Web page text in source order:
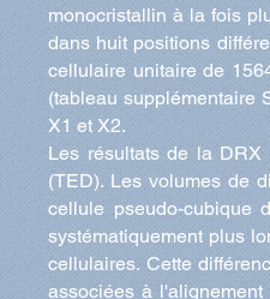
monocristallin à la fois
dans huit positions
cellulaire unitaire de
(tableau supplémentaire
X1 et X2.
Les résultats de la DRX
(TED). Les volumes de
cellule pseudo-cubique
systématiquement plus
cellulaires. Cette
associées à